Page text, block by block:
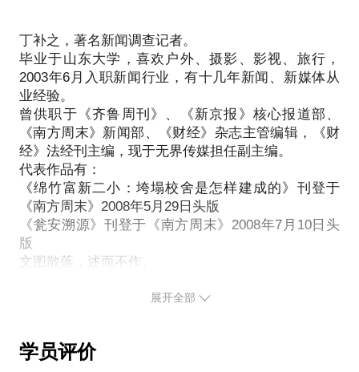
丁补之，著名新闻调查记者。
毕业于山东大学，喜欢户外、摄影、影视、旅行，
2003年6月入职新闻行业，有十几年新闻、新媒体从
业经验。
曾供职于《齐鲁周刊》、《新京报》核心报道部、
《南方周末》新闻部、《财经》杂志主管编辑，《财
经》法经刊主编，现于无界传媒担任副主编。
代表作品有：
《绵竹富新二小：垮塌校舍是怎样建成的》刊登于
《南方周末》2008年5月29日头版
《瓮安溯源》刊登于《南方周末》2008年7月10日头
版
展开全部
学员评价